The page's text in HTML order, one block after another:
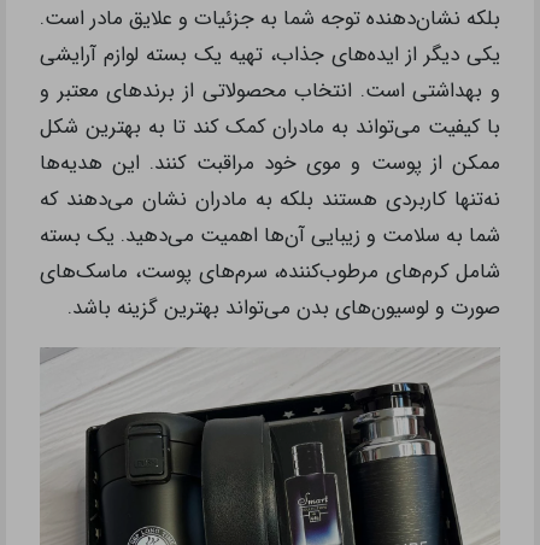
بلکه نشان‌دهنده توجه شما به جزئیات و علایق مادر است.
یکی دیگر از ایده‌های جذاب، تهیه یک بسته لوازم آرایشی
و بهداشتی است. انتخاب محصولاتی از برندهای معتبر و
با کیفیت می‌تواند به مادران کمک کند تا به بهترین شکل
ممکن از پوست‌ و موی خود مراقبت کنند. این هدیه‌ها
نه‌تنها کاربردی هستند بلکه به مادران نشان می‌دهند که
شما به سلامت و زیبایی آن‌ها اهمیت می‌دهید. یک بسته
شامل کرم‌های مرطوب‌کننده، سرم‌های پوست، ماسک‌های
صورت و لوسیون‌های بدن می‌تواند بهترین گزینه باشد.